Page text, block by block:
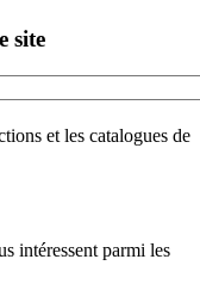
site
et les catalogues de
intéressent parmi les